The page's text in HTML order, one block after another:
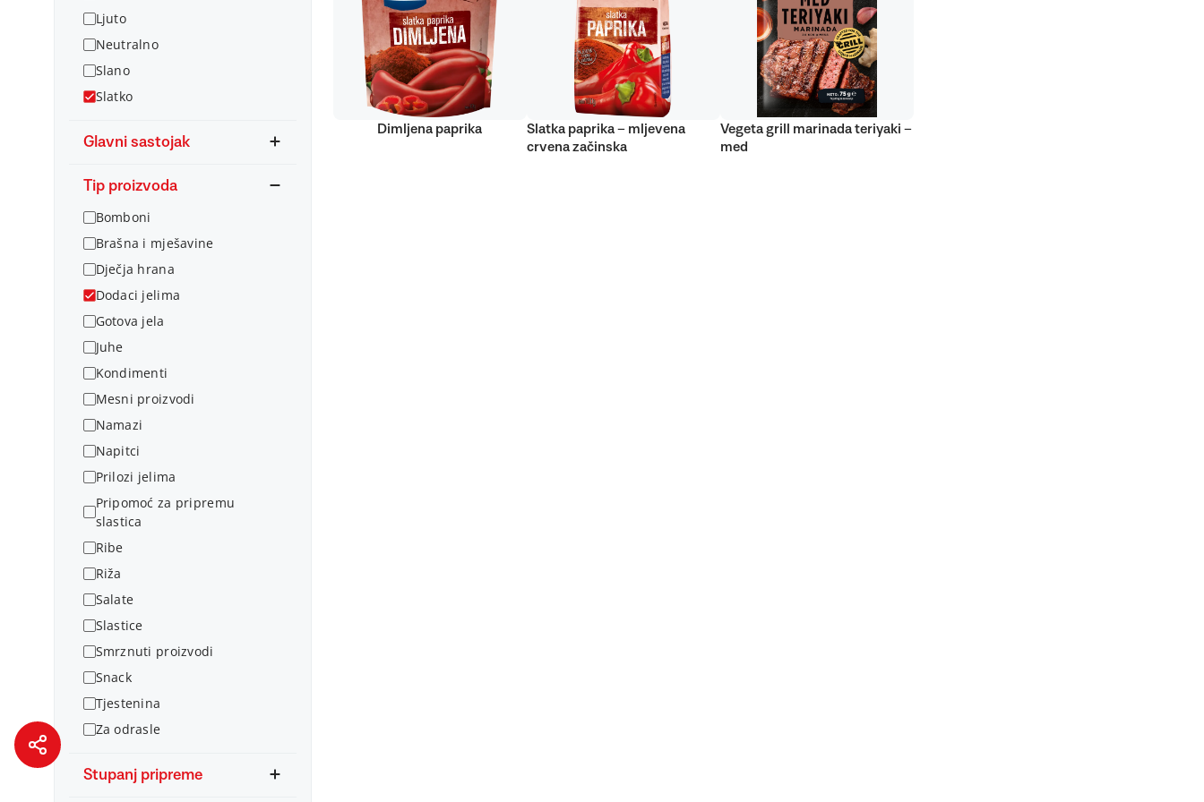
Ljuto
Neutralno
Slano
Slatko
Glavni sastojak
Tip proizvoda
Bomboni
Brašna i mješavine
Dječja hrana
Dodaci jelima
Gotova jela
Juhe
Kondimenti
Mesni proizvodi
Namazi
Napitci
Prilozi jelima
Pripomoć za pripremu
slastica
Ribe
Riža
Salate
Slastice
Smrznuti proizvodi
Snack
Tjestenina
Za odrasle
Stupanj pripreme
Dimljena paprika
Slatka paprika – mljevena
crvena začinska
Vegeta grill marinada teriyaki –
med